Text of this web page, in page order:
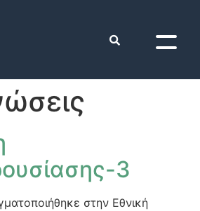
3
στην Εθνική